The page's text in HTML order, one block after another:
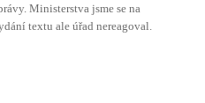
Ministerstva jsme se na
textu ale úřad nereagoval.